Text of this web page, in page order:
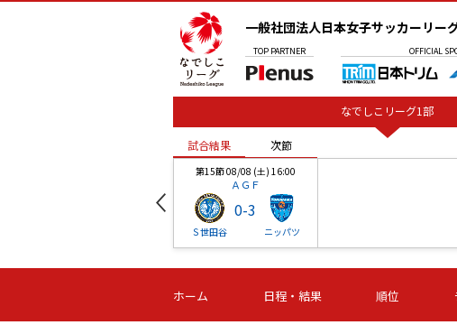
一般社団法人日本女子サッカーリー
TOP PARTNER OFFICIAL
なでしこリーグ1部
試合結果 次節
第15節 08/08 (土) 16:00
ＡＧＦ
Ｓ世田谷
0-3
ニッパツ
第16節 09/05 (土) 15:00
ニッパツ
第16節 09/05 (土) 15:00
石人の星
試合結果 次節
ホーム 日程・結果 順位